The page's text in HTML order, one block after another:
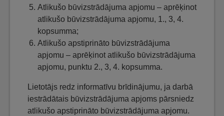
Atlikušo būvizstrādājuma apjomu – aprēķinot
atlikušo būvizstrādājuma apjomu, 1., 3, 4.
kopsumma;
Atlikušo apstiprināto būvizstrādājuma
apjomu – aprēķinot atlikušo būvizstrādājuma
apjomu, punktu 2., 3, 4. kopsumma.
Lietotājs redz informatīvu brīdinājumu, ja darbā
iestrādātais būvizstrādājuma apjoms pārsniedz
atlikušo apstiprināto būvizstrādājuma apjomu.